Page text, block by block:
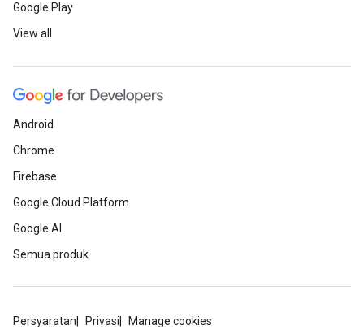
Google Play
View all
Android
Chrome
Firebase
Google Cloud Platform
Google AI
Semua produk
Persyaratan Privasi Manage cookies